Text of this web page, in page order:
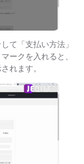
て「支払い方法」
ークを入れると、
れます。